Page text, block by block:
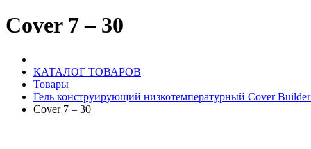
Cover 7 – 30
КАТАЛОГ ТОВАРОВ
Товары
Гель конструирующий низкотемпературный Cover
Cover 7 – 30